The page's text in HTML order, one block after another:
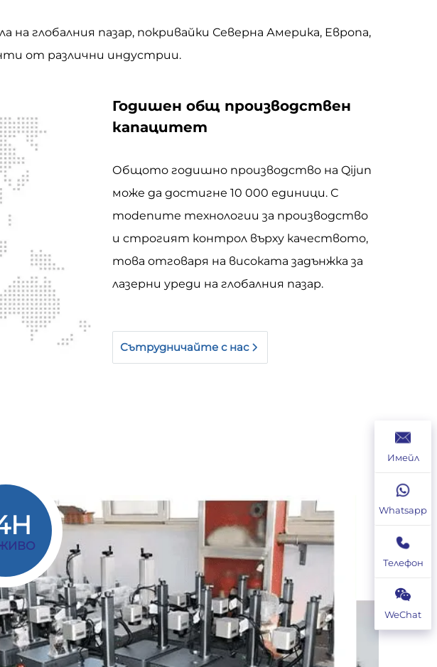
глобалния пазар, покривайки Северна Америка, Европа,
от различни индустрии.
Годишен общ производствен
капацитет
Общото годишно производство на Qijun
може да достигне 10 000 единици. С
modenите технологии за производство
и строгият контрол върху качеството,
това отговаря на високата задънжка за
лазерни уреди на глобалния пазар.
Сътрудничайте с нас
Имейл
Whatsapp
Телефон
WeChat